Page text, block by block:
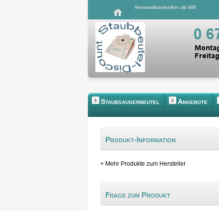
Versandkostenfrei ab 40€
Staubsaugerbeutel Angebote
Produkt-Information
+ Mehr Produkte zum Hersteller
Frage zum Produkt